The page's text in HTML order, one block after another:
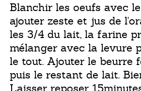
Blanchir les oeufs avec
ajouter zeste et jus de
les 3/4 du lait, la farine
mélanger avec la levure
le tout. Ajouter le beurre
puis le restant de lait.
Laisser reposer